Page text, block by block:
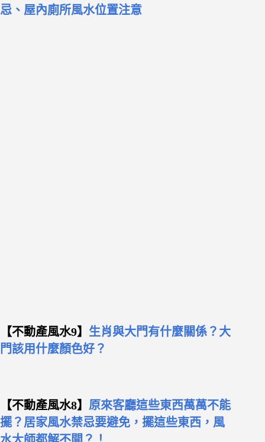
忌、屋內廁所風水位置注意
【不動產風水9】 生肖與大門有什麼關係？大
門該用什麼顏色好？
【不動產風水8】 原來客廳這些東西萬萬不能
擺？居家風水禁忌要避免，擺這些東西，風